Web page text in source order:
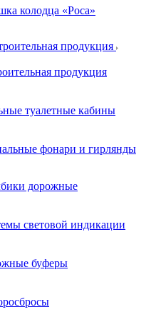
колодца «Роса»
продукция
продукция
туалетные кабины
фонари и гирлянды
дорожные
световой индикации
буферы